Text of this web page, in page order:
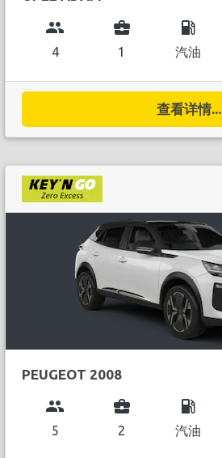
group
4
business_center
1
local_gas_station
汽油
查看详情...
PEUGEOT 2008
group
5
business_center
2
local_gas_station
汽油